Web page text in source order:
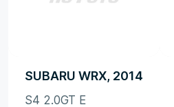
SUBARU WRX, 2014
S4 2.0GT E